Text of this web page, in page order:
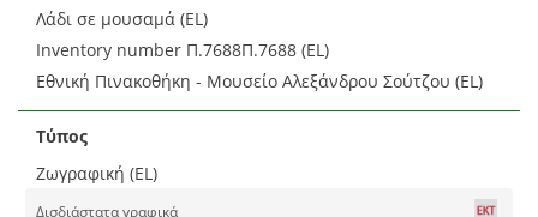
Λάδι σε μουσαμά (EL)
Inventory number Π.7688Π.7688 (EL)
Εθνική Πινακοθήκη - Μουσείο Αλεξάνδρου Σούτζου (EL)
Τύπος
Ζωγραφική (EL)
Δισδιάστατα γραφικά